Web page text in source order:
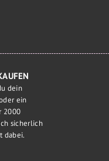
dein
ein
2000
sicherlich
dabei.